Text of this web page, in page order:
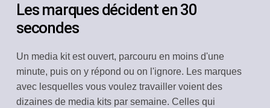
Les marques décident en 30
secondes
Un media kit est ouvert, parcouru en moins d'une
minute, puis on y répond ou on l'ignore. Les marques
avec lesquelles vous voulez travailler voient des
dizaines de media kits par semaine. Celles qui